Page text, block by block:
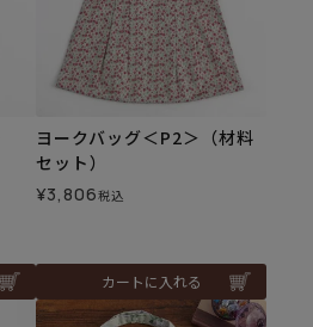
ヨークバッグ＜P2＞（材料
セット）
¥3,806税込
カートに入れる